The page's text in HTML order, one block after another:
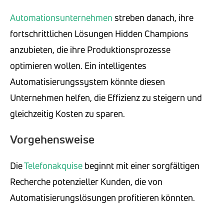
Automationsunternehmen streben danach, ihre
fortschrittlichen Lösungen Hidden Champions
anzubieten, die ihre Produktionsprozesse
optimieren wollen. Ein intelligentes
Automatisierungssystem könnte diesen
Unternehmen helfen, die Effizienz zu steigern und
gleichzeitig Kosten zu sparen.
Vorgehensweise
DieTelefonakquise beginnt mit einer sorgfältigen
Recherche potenzieller Kunden, die von
Automatisierungslösungen profitieren könnten.